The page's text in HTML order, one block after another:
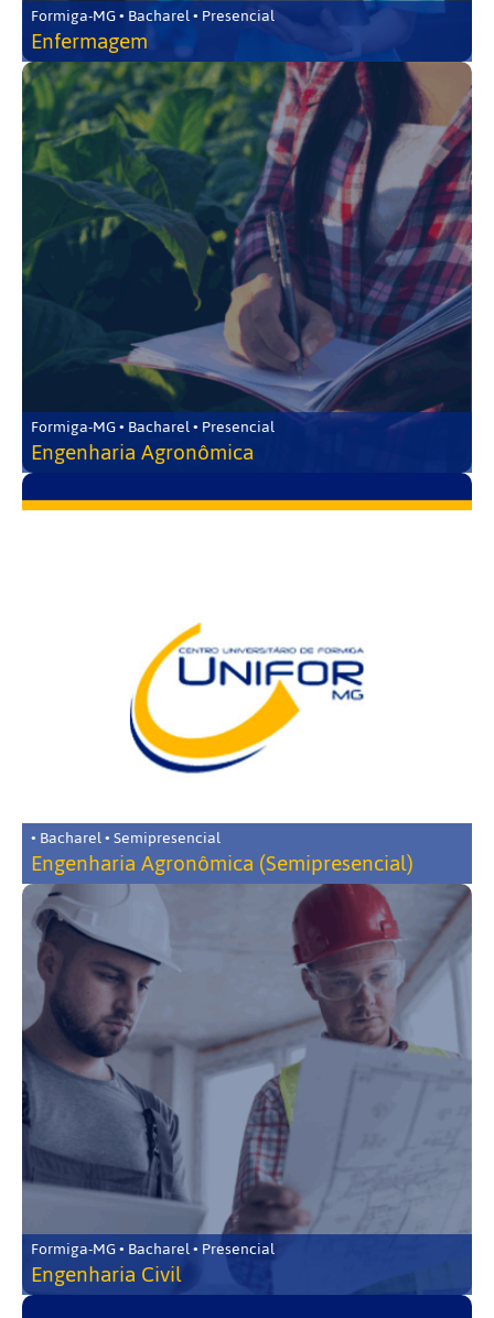
Formiga-MG • Bacharel • Presencial
Enfermagem
Formiga-MG • Bacharel • Presencial
Engenharia Agronômica
• Bacharel • Semipresencial
Engenharia Agronômica (Semipresencial)
Formiga-MG • Bacharel • Presencial
Engenharia Civil